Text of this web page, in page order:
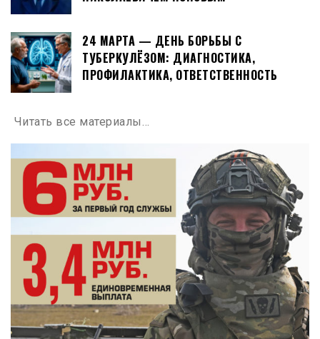
24 МАРТА — ДЕНЬ БОРЬБЫ С
ТУБЕРКУЛЁЗОМ: ДИАГНОСТИКА,
ПРОФИЛАКТИКА, ОТВЕТСТВЕННОСТЬ
Читать все материалы…